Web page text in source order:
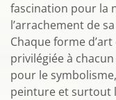
fascination pour la
l’arrachement de
Chaque forme
privilégiée à
pour le
peinture et surtout